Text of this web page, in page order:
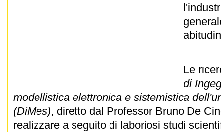
Le
di
modellistica elettronica e sistemistica
(DiMes), diretto dal Professor Bruno De
realizzare a seguito di laboriosi studi